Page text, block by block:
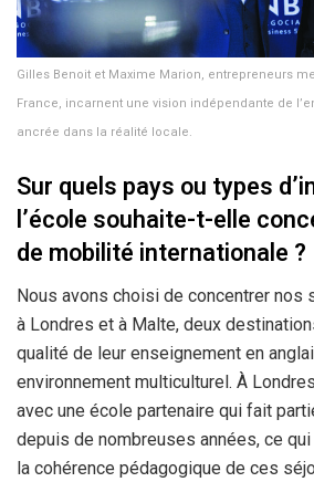
Gilles Benoit et Maxime Marion, entrepreneurs
France, incarnent une vision indépendante de
ancrée dans la réalité locale.
Sur quels pays ou types
l’école souhaite-t-elle
de mobilité internationale ?
Nous avons choisi de concentrer nos
à Londres et à Malte, deux
qualité de leur enseignement en
environnement multiculturel. À
avec une école partenaire qui fait
depuis de nombreuses années, ce
la cohérence pédagogique de ces